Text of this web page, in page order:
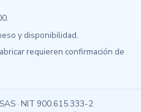
y disponibilidad.
requieren confirmación de
· NIT 900.615.333-2